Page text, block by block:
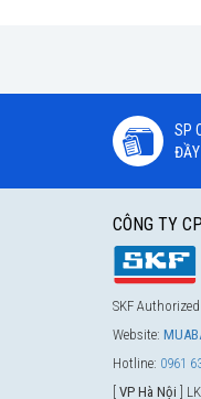
SP
ĐẦY
CÔNG TY
SKF
Website:
Hotline: 0961
VP Hà Nội ]